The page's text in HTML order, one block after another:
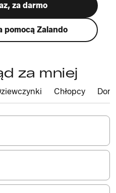
za darmo
pomocą Zalando
za mniej
Chłopcy Dom